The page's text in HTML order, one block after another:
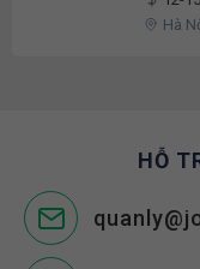
Hà
HỖ